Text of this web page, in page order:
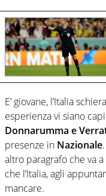
E’ giovane, l’Italia
esperienza vi siano
Donnarumma e
presenze in Nazionale.
altro paragrafo che va
che l’Italia, agli
mancare.